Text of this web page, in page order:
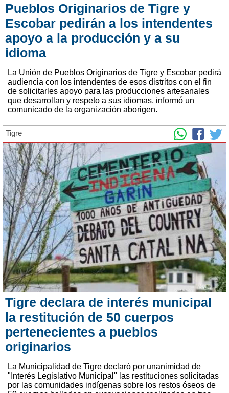
Pueblos Originarios de Tigre y
Escobar pedirán a los intendentes
apoyo a la producción y a su
idioma
La Unión de Pueblos Originarios de Tigre y Escobar pedirá
audiencia con los intendentes de esos distritos con el fin
de solicitarles apoyo para las producciones artesanales
que desarrollan y respeto a sus idiomas, informó un
comunicado de la organización aborigen.
Tigre
Tigre declara de interés municipal
la restitución de 50 cuerpos
pertenecientes a pueblos
originarios
La Municipalidad de Tigre declaró por unanimidad de
"Interés Legislativo Municipal" las restituciones solicitadas
por las comunidades indígenas sobre los restos óseos de